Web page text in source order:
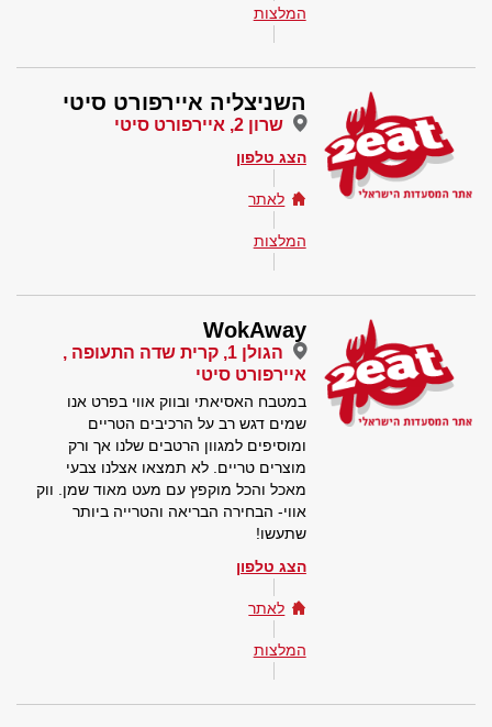
המלצות
השניצליה איירפורט סיטי
שרון 2, איירפורט סיטי
הצג טלפון
לאתר
המלצות
WokAway
הגולן 1, קרית שדה התעופה ,
איירפורט סיטי
במטבח האסיאתי ובווק אווי בפרט אנו
שמים דגש רב על הרכיבים הטריים
ומוסיפים למגוון הרטבים שלנו אך ורק
מוצרים טריים. לא תמצאו אצלנו צבעי
מאכל והכל מוקפץ עם מעט מאוד שמן. ווק
אווי- הבחירה הבריאה והטרייה ביותר
שתעשו!
הצג טלפון
לאתר
המלצות